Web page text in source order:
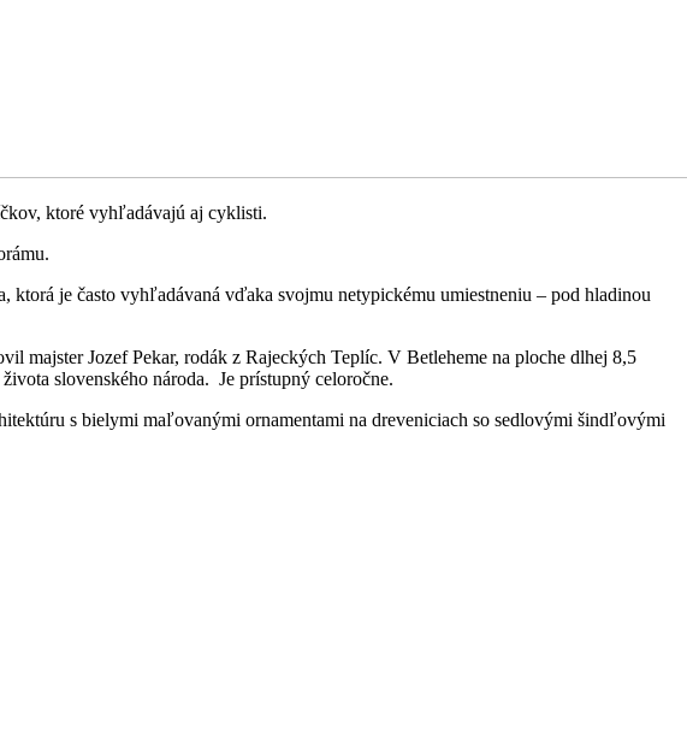
ktoré vyhľadávajú aj cyklisti.
ktorá je často vyhľadávaná vďaka svojmu netypickému umiestneniu – pod hladinou
majster Jozef Pekar, rodák z Rajeckých Teplíc. V Betleheme na ploche dlhej 8,5
slovenského národa. Je prístupný celoročne.
s bielymi maľovanými ornamentami na dreveniciach so sedlovými šindľovými